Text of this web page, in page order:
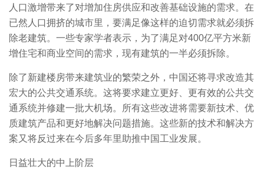
人口激增带来了对增加住房供应和改善基础设施的需求。在
已然人口拥挤的城市里，要满足像这样的迫切需求就必须拆
除老建筑。一些专家学者表示，为了满足对400亿平方米新
增住宅和商业空间的需求，现有建筑的一半必须拆除。
除了新建楼房带来建筑业的繁荣之外，中国还将寻求改造其
宏大的公共交通系统。这将要求建立更好、更有效的公共交
通系统并修建一批大机场。所有这些改进将需要新技术、优
质建筑产品和更好地解决问题措施。这些新的技术和解决方
案又将反过来在今后多年里助推中国工业发展。
日益壮大的中上阶层